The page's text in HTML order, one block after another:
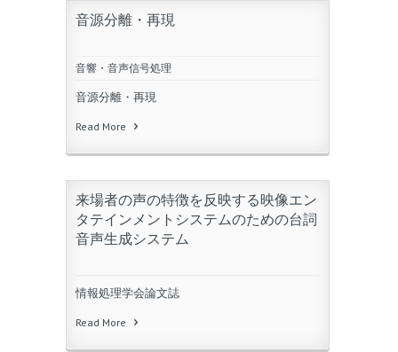
音源分離・再現
音響・音声信号処理
音源分離・再現
Read More
来場者の声の特徴を反映する映像エン
タテインメントシステムのための台詞
音声生成システム
情報処理学会論文誌
Read More